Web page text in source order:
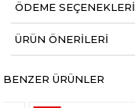
ÖDEME SEÇENEKLERI
ÜRÜN ÖNERILERI
BENZER ÜRÜNLER